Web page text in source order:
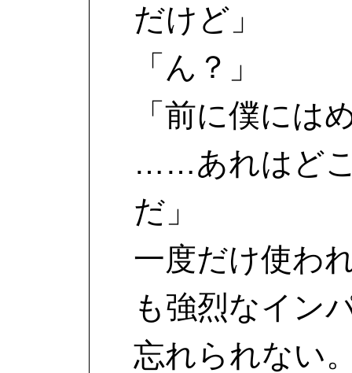
だけど」
「ん？」
「前に僕には
……あれはど
だ」
一度だけ使わ
も強烈なイン
忘れられない